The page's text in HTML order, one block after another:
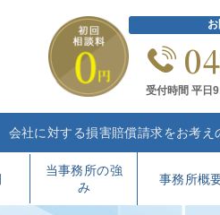
受付時間 平日
会社に対する損害賠償請求をお考え
当事務所の強
み
事務所概